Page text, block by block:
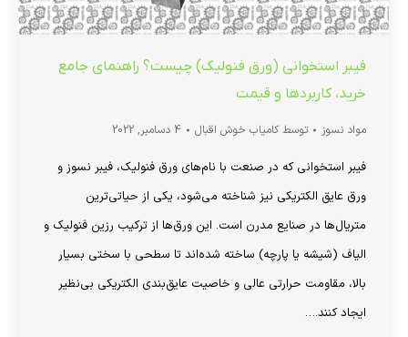
فیبر استخوانی (ورق فنولیک) چیست؟ راهنمای جامع
خرید، کاربردها و قیمت
مواد نسوز توسط کامیاب خوش اقبال 4 دسامبر, 2022
فیبر استخوانی که در صنعت با نام‌های ورق فنولیک، فیبر نسوز و
ورق عایق الکتریکی نیز شناخته می‌شود، یکی از حیاتی‌ترین
متریال‌ها در صنایع مدرن است. این ورق‌ها از ترکیب رزین فنولیک و
الیاف (شیشه یا پارچه) ساخته شده‌اند تا سطحی با سختی بسیار
بالا، مقاومت حرارتی عالی و خاصیت عایق‌بندی الکتریکی بی‌نظیر
ایجاد کنند.…